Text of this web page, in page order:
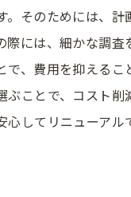
そのためには、
には、細かな調
、費用を抑える
ことで、コスト
してリニューアル